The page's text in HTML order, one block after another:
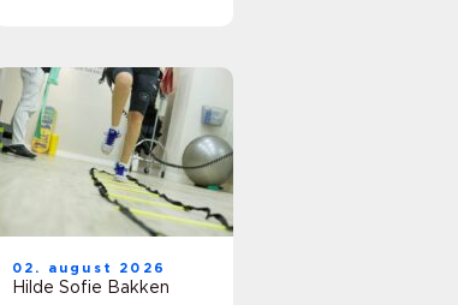
02. august 2026
Hilde Sofie Bakken